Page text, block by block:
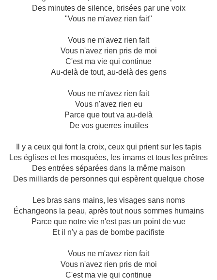
Des minutes de silence, brisées par une voix
"Vous ne m'avez rien fait"
Vous ne m'avez rien fait
Vous n'avez rien pris de moi
C'est ma vie qui continue
Au-delà de tout, au-delà des gens
Vous ne m'avez rien fait
Vous n'avez rien eu
Parce que tout va au-delà
De vos guerres inutiles
Il y a ceux qui font la croix, ceux qui prient sur les tapis
Les églises et les mosquées, les imams et tous les prêtres
Des entrées séparées dans la même maison
Des milliards de personnes qui espèrent quelque chose
Les bras sans mains, les visages sans noms
Échangeons la peau, après tout nous sommes humains
Parce que notre vie n'est pas un point de vue
Et il n'y a pas de bombe pacifiste
Vous ne m'avez rien fait
Vous n'avez rien pris de moi
C'est ma vie qui continue